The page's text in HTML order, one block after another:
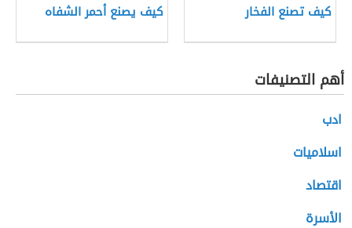
كيف تصنع الفخار كيف يصنع أحمر الشفاه
أهم التصنيفات
ادب
اسلاميات
اقتصاد
الأسرة